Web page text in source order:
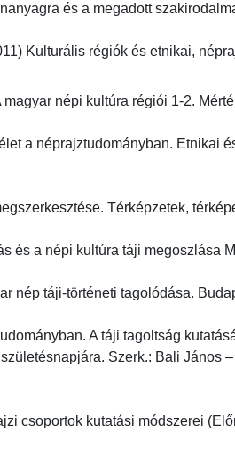
és a megadott
Kulturális régiók és etnikai,
népi kultúra régiói 1-2.
a néprajztudományban. Etnikai
Térképzetek,
és a népi kultúra táji megoszlása
nép táji-történeti tagolódása.
A táji tagoltság
Szerk.: Bali János
csoportok kutatási módszerei